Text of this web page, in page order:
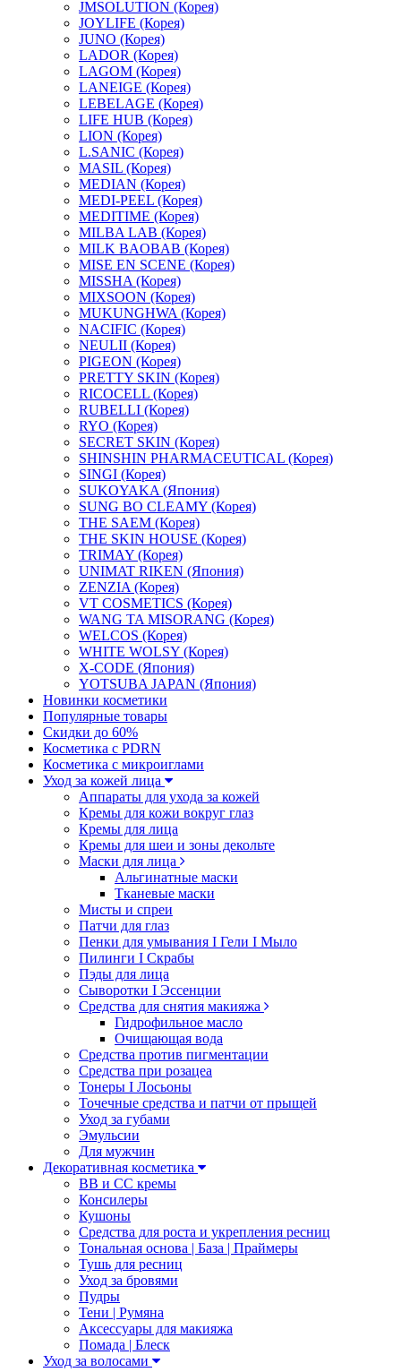
JMSOLUTION (Корея)
JOYLIFE (Корея)
JUNO (Корея)
LADOR (Корея)
LAGOM (Корея)
LANEIGE (Корея)
LEBELAGE (Корея)
LIFE HUB (Корея)
LION (Корея)
L.SANIC (Корея)
MASIL (Корея)
MEDIAN (Корея)
MEDI-PEEL (Корея)
MEDITIME (Корея)
MILBA LAB (Корея)
MILK BAOBAB (Корея)
MISE EN SCENE (Корея)
MISSHA (Корея)
MIXSOON (Корея)
MUKUNGHWA (Корея)
NACIFIC (Корея)
NEULII (Корея)
PIGEON (Корея)
PRETTY SKIN (Корея)
RICOCELL (Корея)
RUBELLI (Корея)
RYO (Корея)
SECRET SKIN (Корея)
SHINSHIN PHARMACEUTICAL (Корея)
SINGI (Корея)
SUKOYAKA (Япония)
SUNG BO CLEAMY (Корея)
THE SAEM (Корея)
THE SKIN HOUSE (Корея)
TRIMAY (Корея)
UNIMAT RIKEN (Япония)
ZENZIA (Корея)
VT COSMETICS (Корея)
WANG TA MISORANG (Корея)
WELCOS (Корея)
WHITE WOLSY (Корея)
X-CODE (Япония)
YOTSUBA JAPAN (Япония)
Новинки косметики
Популярные товары
Скидки до 60%
Косметика с PDRN
Косметика с микроиглами
Уход за кожей лица
Аппараты для ухода за кожей
Кремы для кожи вокруг глаз
Кремы для лица
Кремы для шеи и зоны декольте
Маски для лица
Альгинатные маски
Тканевые маски
Мисты и спреи
Патчи для глаз
Пенки для умывания I Гели I Мыло
Пилинги I Cкрабы
Пэды для лица
Сыворотки I Эссенции
Средства для снятия макияжа
Гидрофильное масло
Очищающая вода
Средства против пигментации
Средства при розацеа
Тонеры I Лосьоны
Точечные средства и патчи от прыщей
Уход за губами
Эмульсии
Для мужчин
Декоративная косметика
ВВ и СС кремы
Консилеры
Кушоны
Средства для роста и укрепления ресниц
Тональная основа | База | Праймеры
Тушь для ресниц
Уход за бровями
Пудры
Тени | Румяна
Аксессуары для макияжа
Помада | Блеск
Уход за волосами